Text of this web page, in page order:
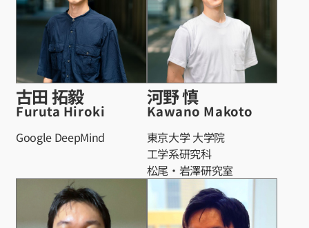
古田 拓毅
Furuta Hiroki
Google DeepMind
河野 慎
Kawano Makoto
東京大学 大学院
工学系研究科
松尾・岩澤研究室